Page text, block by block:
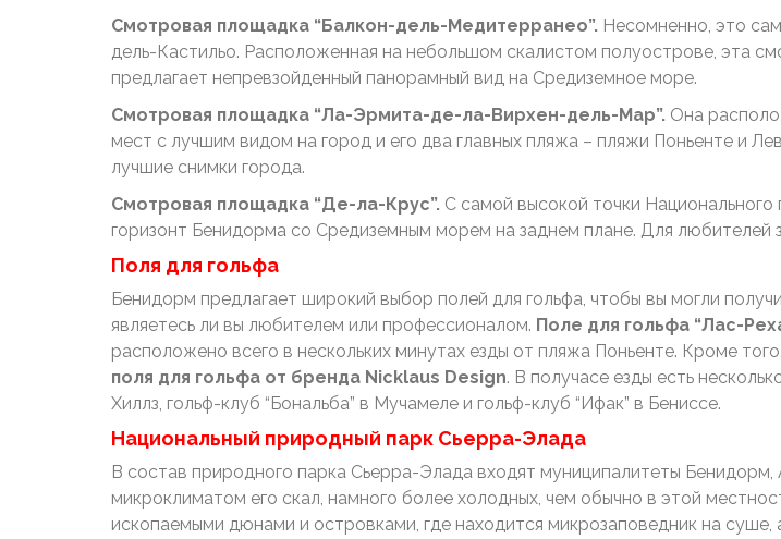
Смотровая площадка “Балкон-дель-Медитерранео”. Несомненно, это
дель-Кастильо. Расположенная на небольшом скалистом полуострове, эта
предлагает непревзойденный панорамный вид на Средиземное море.
Смотровая площадка “Ла-Эрмита-де-ла-Вирхен-дель-Мар”. Она
мест с лучшим видом на город и его два главных пляжа – пляжи Поньенте и
лучшие снимки города.
Смотровая площадка “Де-ла-Крус”. С самой высокой точки
горизонт Бенидорма со Средиземным морем на заднем плане. Для любителей
Поля для гольфа
Бенидорм предлагает широкий выбор полей для гольфа, чтобы вы могли
являетесь ли вы любителем или профессионалом. Поле для гольфа “Лас-
расположено всего в нескольких минутах езды от пляжа Поньенте. Кроме
поля для гольфа от бренда Nicklaus Design​. В получасе езды есть
Хиллз, гольф-клуб “Бональба” в Мучамеле и гольф-клуб “Ифак” в Бениссе.
Национальный природный парк Сьерра-Элада
В состав природного парка Сьерра-Элада входят муниципалитеты Бенидорм,
микроклиматом его скал, намного более холодных, чем обычно в этой
ископаемыми дюнами и островками, где находится микрозаповедник на